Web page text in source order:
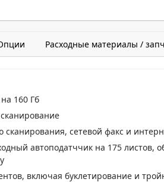
Расходные материалы /
160 Гб
cетевой факс и
автоподатччик на 175 листов,
включая буклетирование и